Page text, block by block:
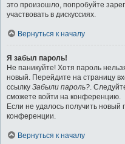
это произошло, попробуйте
участвовать в дискуссиях.
Вернуться к началу
Я забыл пароль!
Не паникуйте! Хотя пароль
новый. Перейдите на страницу
ссылку Забыли пароль?.
сможете войти на конференцию.
Если не удалось получить
конференции.
Вернуться к началу